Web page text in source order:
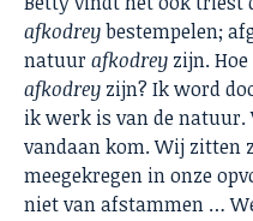
afkodreybestempelen;
natuurafkodrey zijn.
afkodrey zijn? Ik word
ik werk is van de natuur.
vandaan kom. Wij zitten
meegekregen in onze
niet van afstammen …